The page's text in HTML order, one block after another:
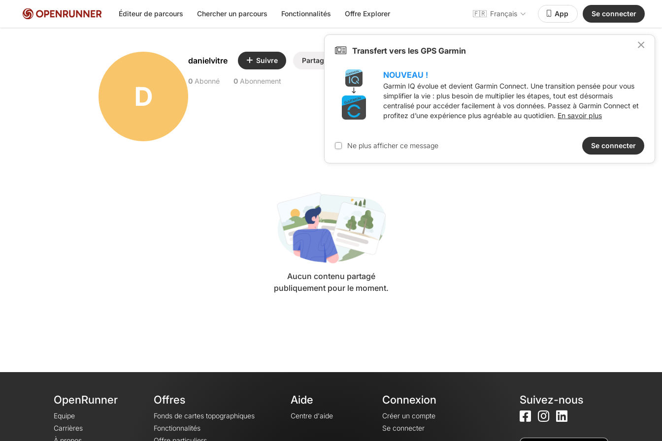
Éditeur de parcours Chercher un parcours Fonctionnalités Offre Explorer 🇫🇷 Français App Se connecter
D
danielvitre Suivre Partager
0 Abonné 0 Abonnement
Aucun contenu partagé
publiquement pour le moment.
OpenRunner
Equipe
Carrières
Offres
Fonds de cartes topographiques
Fonctionnalités
Aide
Centre d'aide
Connexion
Créer un compte
Se connecter
Suivez-nous
Transfert vers les GPS Garmin
NOUVEAU !
Garmin IQ évolue et devient Garmin Connect. Une transition pensée pour vous
simplifier la vie : plus besoin de multiplier les étapes, tout est désormais
centralisé pour accéder facilement à vos données. Passez à Garmin Connect et
profitez d’une expérience plus agréable au quotidien. En savoir plus
Ne plus afficher ce message Se connecter